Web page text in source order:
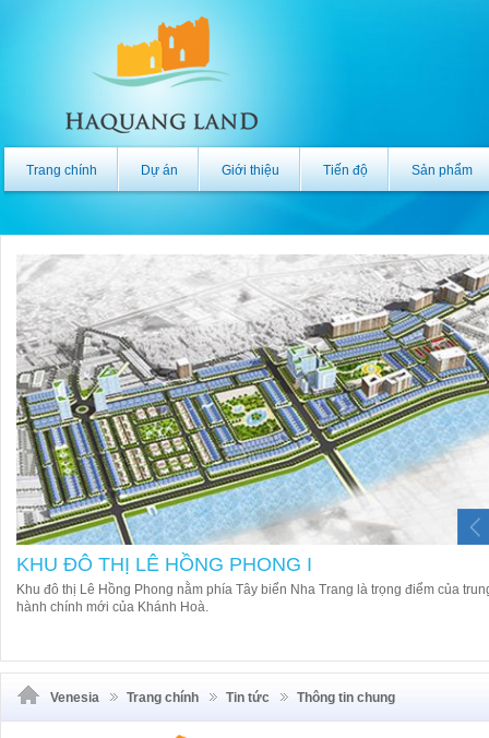
Trang chính Dự án Giới thiệu Tiến độ Sản phẩm
KHU ĐÔ THỊ LÊ HỒNG PHONG I
Khu đô thị Lê Hồng Phong nằm phía Tây biển Nha Trang là trọng điểm của
hành chính mới của Khánh Hoà.
Venesia Trang chính Tin tức Thông tin chung